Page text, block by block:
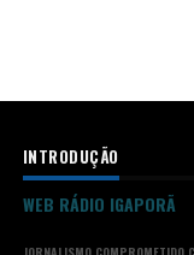
INTRODUÇÃO
WEB RÁDIO IGAPORÃ